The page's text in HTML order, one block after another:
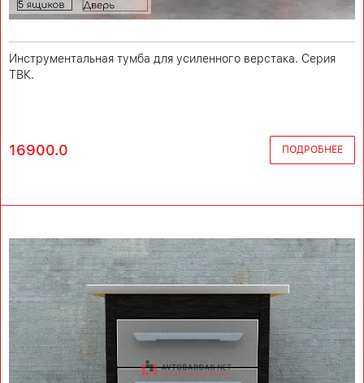
Инструментальная тумба для усиленного верстака. Серия
ТВК.
16900.0 ПОДРОБНЕЕ